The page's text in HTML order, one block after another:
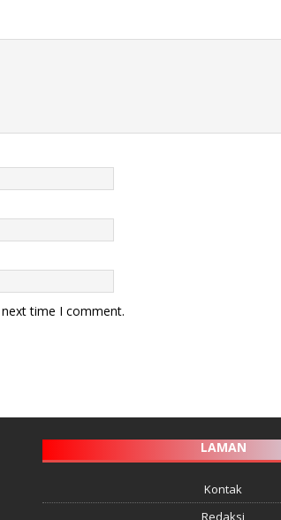
time I comment.
LAMAN
Kontak
Redaksi